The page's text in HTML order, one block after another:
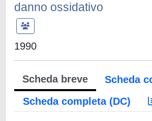
danno ossidativo
1990
Scheda breve
Scheda
Scheda completa (DC)